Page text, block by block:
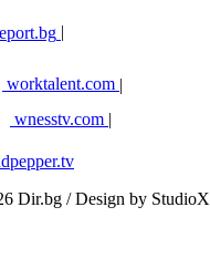
worktalent.com |
wnesstv.com |
Dir.bg / Design by StudioX